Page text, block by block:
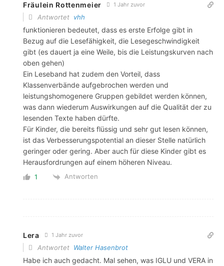
Fräulein Rottenmeier 1 Jahr zuvor
Antwortet vhh
funktionieren bedeutet, dass es erste Erfolge gibt in
Bezug auf die Lesefähigkeit, die Lesegeschwindigkeit
gibt (es dauert ja eine Weile, bis die Leistungskurven nach
oben gehen)
Ein Leseband hat zudem den Vorteil, dass
Klassenverbände aufgebrochen werden und
leistungshomogenere Gruppen gebildet werden können,
was dann wiederum Auswirkungen auf die Qualität der zu
lesenden Texte haben dürfte.
Für Kinder, die bereits flüssig und sehr gut lesen können,
ist das Verbesserungspotential an dieser Stelle natürlich
geringer oder gering. Aber auch für diese Kinder gibt es
Herausfordrungen auf einem höheren Niveau.
1 Antworten
Lera 1 Jahr zuvor
Antwortet Walter Hasenbrot
Habe ich auch gedacht. Mal sehen, was IGLU und VERA in